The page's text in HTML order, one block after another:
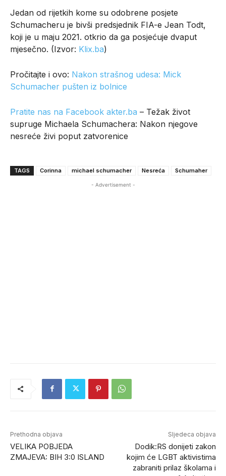
Jedan od rijetkih kome su odobrene posjete
Schumacheru je bivši predsjednik FIA-e Jean Todt,
koji je u maju 2021. otkrio da ga posjećuje dvaput
mjesečno. (Izvor: Klix.ba)
Pročitajte i ovo: Nakon strašnog udesa: Mick
Schumacher pušten iz bolnice
Pratite nas na Facebook akter.ba – Težak život
supruge Michaela Schumachera: Nakon njegove
nesreće živi poput zatvorenice
TAGS Corinna michael schumacher Nesreća Schumaher
- Advertisement -
Prethodna objava
VELIKA POBJEDA
ZMAJEVA: BIH 3:0 ISLAND
Sljedeca objava
Dodik:RS donijeti zakon
kojim će LGBT aktivistima
zabraniti prilaz školama i